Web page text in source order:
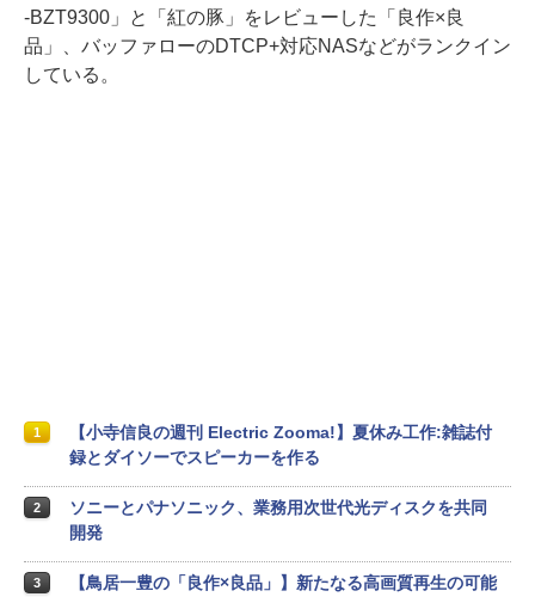
-BZT9300」と「紅の豚」をレビューした「良作×良
品」、バッファローのDTCP+対応NASなどがランクイン
している。
1
【小寺信良の週刊 Electric Zooma!】夏休み工作:雑誌付
録とダイソーでスピーカーを作る
2
ソニーとパナソニック、業務用次世代光ディスクを共同
開発
3
【鳥居一豊の「良作×良品」】新たなる高画質再生の可能